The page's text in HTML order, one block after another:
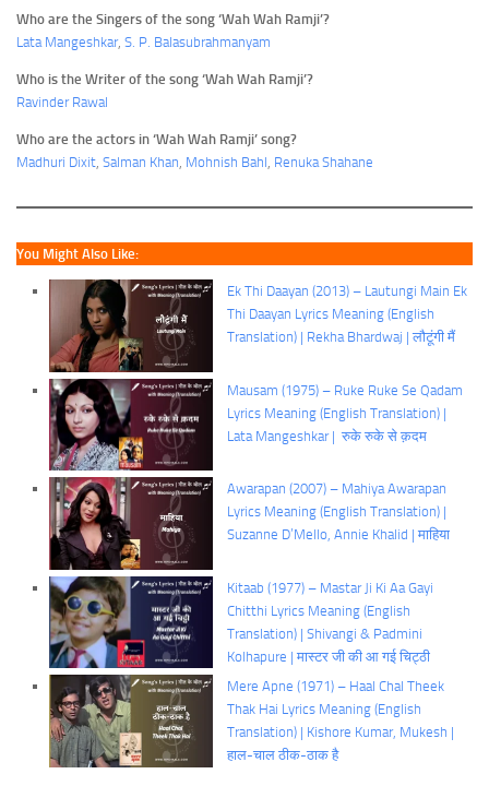
Who are the Singers of the song ‘Wah Wah Ramji’?
Lata Mangeshkar, S. P. Balasubrahmanyam
Who is the Writer of the song ‘Wah Wah Ramji’?
Ravinder Rawal
Who are the actors in ‘Wah Wah Ramji’ song?
Madhuri Dixit, Salman Khan, Mohnish Bahl, Renuka Shahane
You Might Also Like:
Ek Thi Daayan (2013) – Lautungi Main Ek
Thi Daayan Lyrics Meaning (English
Translation) | Rekha Bhardwaj | लौटूंगी मैं
Mausam (1975) – Ruke Ruke Se Qadam
Lyrics Meaning (English Translation) |
Lata Mangeshkar | रुके रुके से क़दम
Awarapan (2007) – Mahiya Awarapan
Lyrics Meaning (English Translation) |
Suzanne D’Mello, Annie Khalid | माहिया
Kitaab (1977) – Mastar Ji Ki Aa Gayi
Chitthi Lyrics Meaning (English
Translation) | Shivangi & Padmini
Kolhapure | मास्टर जी की आ गई चिट्ठी
Mere Apne (1971) – Haal Chal Theek
Thak Hai Lyrics Meaning (English
Translation) | Kishore Kumar, Mukesh |
हाल-चाल ठीक-ठाक है